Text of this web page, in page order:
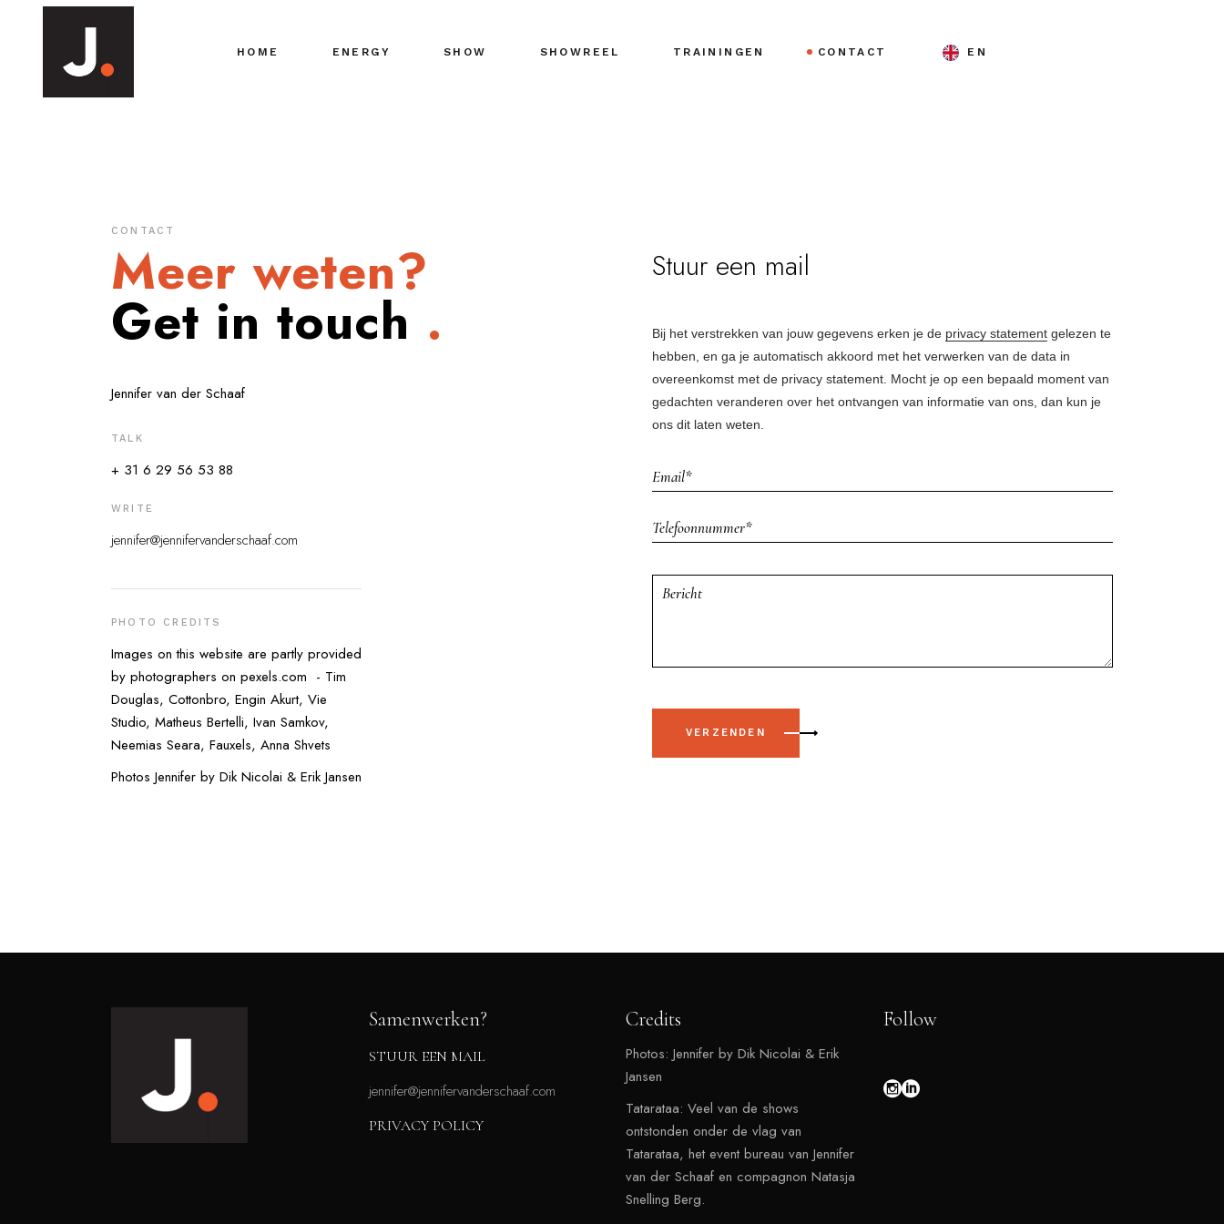
HOME ENERGY SHOW SHOWREEL TRAININGEN CONTACT EN
CONTACT
Meer weten?
Get in touch .
Jennifer van der Schaaf
TALK
+ 31 6 29 56 53 88
WRITE
jennifer@jennifervanderschaaf.com
PHOTO CREDITS
Images on this website are partly provided
by photographers on pexels.com - Tim
Douglas, Cottonbro, Engin Akurt, Vie
Studio, Matheus Bertelli, Ivan Samkov,
Neemias Seara, Fauxels, Anna Shvets
Photos Jennifer by Dik Nicolai & Erik Jansen
Stuur een mail
Bij het verstrekken van jouw gegevens erken je de privacy statement gelezen te
hebben, en ga je automatisch akkoord met het verwerken van de data in
overeenkomst met de privacy statement. Mocht je op een bepaald moment van
gedachten veranderen over het ontvangen van informatie van ons, dan kun je
ons dit laten weten.
VERZENDEN
Samenwerken?
STUUR EEN MAIL
jennifer@jennifervanderschaaf.com
PRIVACY POLICY
Credits
Photos: Jennifer by Dik Nicolai & Erik
Jansen
Tatarataa: Veel van de shows
ontstonden onder de vlag van
Tatarataa, het event bureau van Jennifer
van der Schaaf en compagnon Natasja
Snelling Berg.
Follow